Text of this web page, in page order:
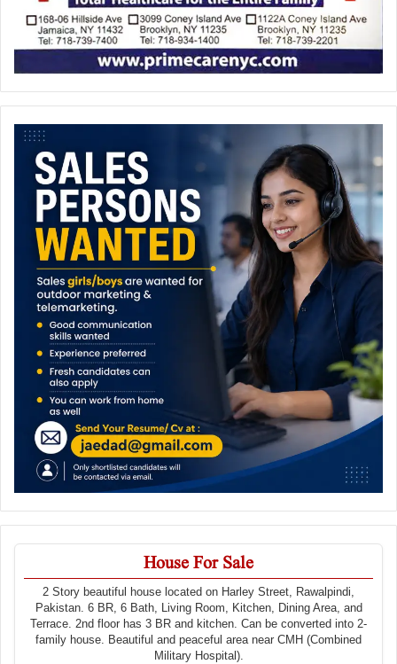
House For Sale
2 Story beautiful house located on Harley Street, Rawalpindi,
Pakistan. 6 BR, 6 Bath, Living Room, Kitchen, Dining Area, and
Terrace. 2nd floor has 3 BR and kitchen. Can be converted into 2-
family house. Beautiful and peaceful area near CMH (Combined
Military Hospital).